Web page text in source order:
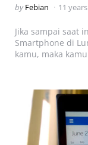
Posted
by Febian 11
Jika sampai saat
Smartphone di
kamu, maka